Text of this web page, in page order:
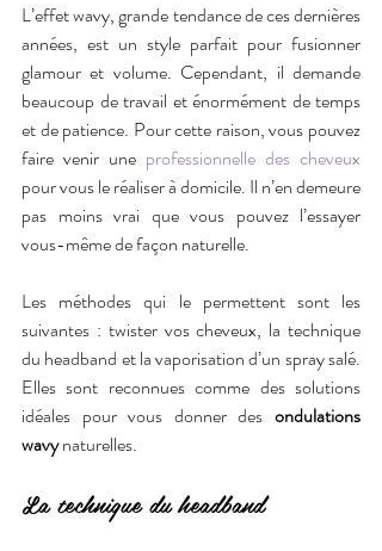
L’effet wavy, grande tendance de ces dernières
années, est un style parfait pour fusionner
glamour et volume. Cependant, il demande
beaucoup de travail et énormément de temps
et de patience. Pour cette raison, vous pouvez
faire venir une professionnelle des cheveux
pour vous le réaliser à domicile. Il n’en demeure
pas moins vrai que vous pouvez l’essayer
vous-même de façon naturelle.
Les méthodes qui le permettent sont les
suivantes : twister vos cheveux, la technique
du headband et la vaporisation d’un spray salé.
Elles sont reconnues comme des solutions
idéales pour vous donner des ondulations
wavy naturelles.
La technique du headband